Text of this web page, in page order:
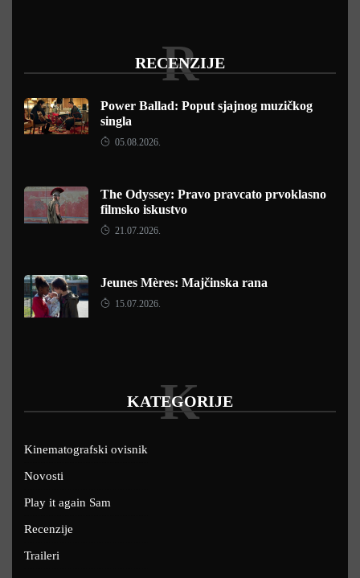
RECENZIJE
R
Power Ballad: Poput sjajnog muzičkog
singla
05.08.2026.
The Odyssey: Pravo pravcato prvoklasno
filmsko iskustvo
21.07.2026.
Jeunes Mères: Majčinska rana
15.07.2026.
KATEGORIJE
K
Kinematografski ovisnik
Novosti
Play it again Sam
Recenzije
Traileri